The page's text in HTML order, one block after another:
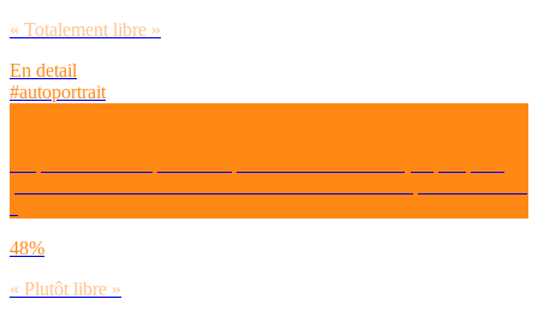
« Totalement libre »
En detail
#autoportrait
48%
« Plutôt libre »